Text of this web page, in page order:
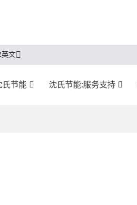
英文
氏节能 沈氏节能:服务支持